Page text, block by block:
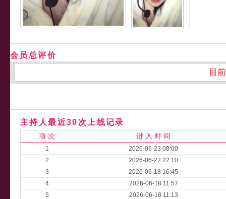
会员总评价
目
主持人最近30次上线记录
项 次 进 入 时 间
1
2026-06-23 00:00
2
2026-06-22 22:10
3
2026-06-18 16:45
4
2026-06-18 11:57
5
2026-06-18 11:13